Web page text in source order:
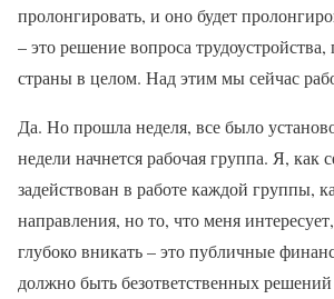
пролонгировать, и оно будет
– это решение вопроса трудоустройства,
страны в целом. Над этим мы сейчас
Да. Но прошла неделя, все было
недели начнется рабочая группа. Я, как
задействован в работе каждой группы,
направления, но то, что меня
глубоко вникать – это публичные
должно быть безответственных